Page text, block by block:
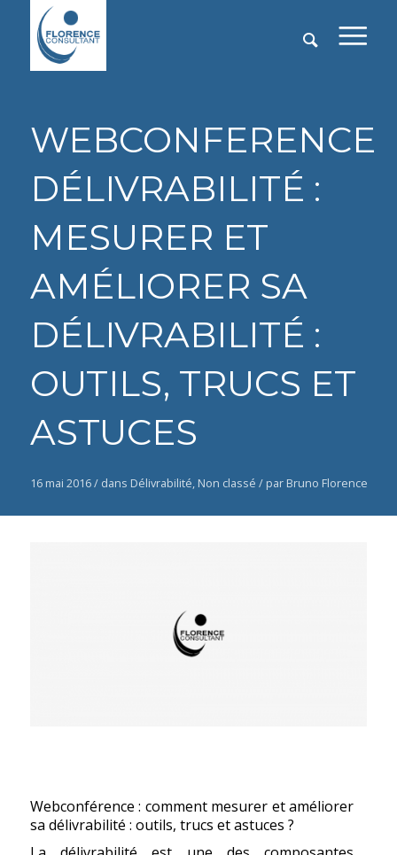
WEBCONFERENCE
DÉLIVRABILITÉ :
MESURER ET
AMÉLIORER SA
DÉLIVRABILITÉ :
OUTILS, TRUCS ET
ASTUCES
16 mai 2016 / dans Délivrabilité, Non classé / par Bruno Florence
Webconférence : comment mesurer et améliorer
sa délivrabilité : outils, trucs et astuces ?